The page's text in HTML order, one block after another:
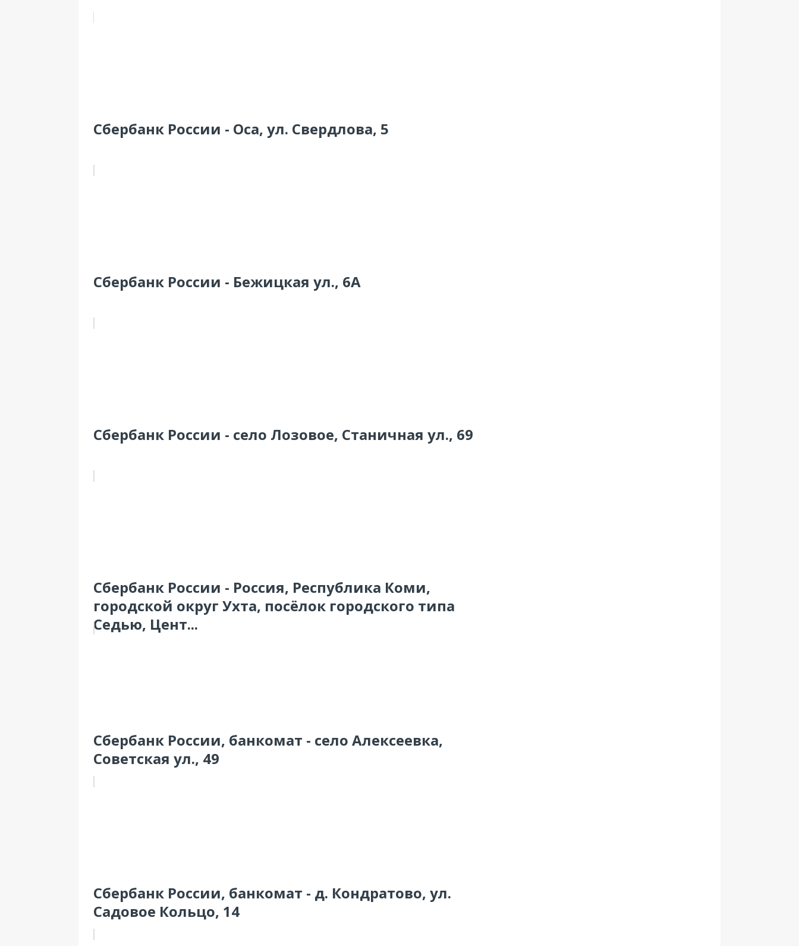
Сбербанк России - Оса, ул. Свердлова, 5
Сбербанк России - Бежицкая ул., 6А
Сбербанк России - село Лозовое, Станичная ул., 69
Сбербанк России - Россия, Республика Коми,
городской округ Ухта, посёлок городского типа
Седью, Цент...
Сбербанк России, банкомат - село Алексеевка,
Советская ул., 49
Сбербанк России, банкомат - д. Кондратово, ул.
Садовое Кольцо, 14